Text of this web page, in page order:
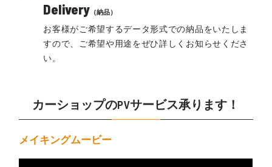
Delivery （納品）
お客様がご希望するデータ形式での納品をいたしま
すので、ご希望や用途をぜひ詳しくお知らせくださ
い。
カーショップのPVサービス承ります！
メイキングムービー